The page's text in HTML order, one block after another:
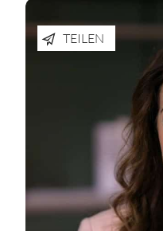
TEILEN